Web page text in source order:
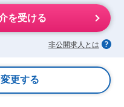
を受ける
非公開求人とは
更する